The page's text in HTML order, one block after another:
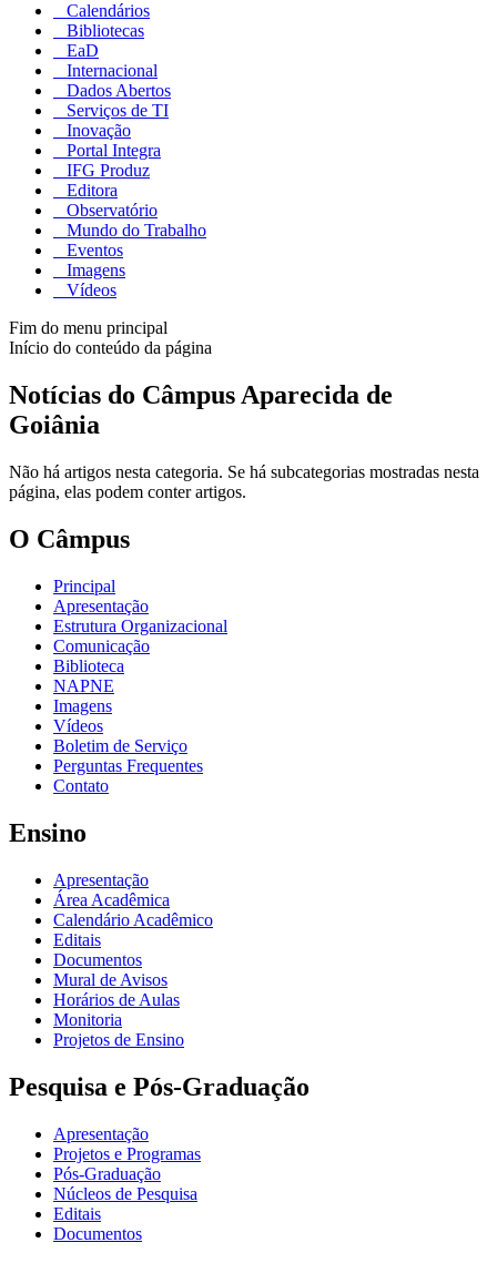
Calendários
Bibliotecas
EaD
Internacional
Dados Abertos
Serviços de TI
Inovação
Portal Integra
IFG Produz
Editora
Observatório
Mundo do Trabalho
Eventos
Imagens
Vídeos
Fim do menu principal
Início do conteúdo da página
Notícias do Câmpus Aparecida de
Goiânia
Não há artigos nesta categoria. Se há subcategorias mostradas nesta
página, elas podem conter artigos.
O Câmpus
Principal
Apresentação
Estrutura Organizacional
Comunicação
Biblioteca
NAPNE
Imagens
Vídeos
Boletim de Serviço
Perguntas Frequentes
Contato
Ensino
Apresentação
Área Acadêmica
Calendário Acadêmico
Editais
Documentos
Mural de Avisos
Horários de Aulas
Monitoria
Projetos de Ensino
Pesquisa e Pós-Graduação
Apresentação
Projetos e Programas
Pós-Graduação
Núcleos de Pesquisa
Editais
Documentos